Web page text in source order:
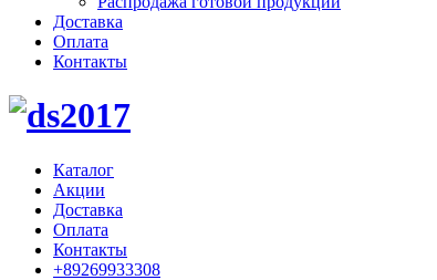
Доставка
Оплата
Контакты
Каталог
Акции
Доставка
Оплата
Контакты
+89269933308